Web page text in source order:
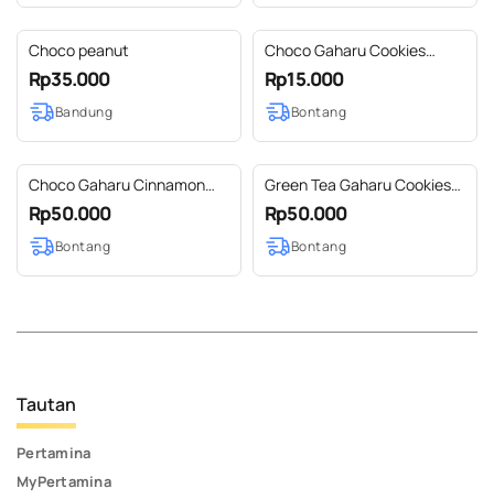
Choco peanut
Rp35.000
Bandung
Choco Gaharu Cookies
@75g
Rp15.000
Bontang
Choco Gaharu Cinnamon
Cookies @kemasan Toples
Rp50.000
Bontang
Green Tea Gaharu Cookies
@kemasan Toples
Rp50.000
Bontang
Tautan
Pertamina
MyPertamina